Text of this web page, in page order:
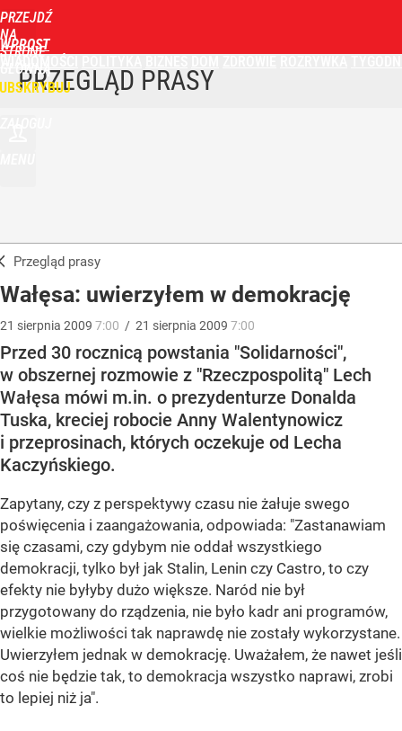
PRZEJDŹ
NA
STRONĘ
GŁÓWNĄ
WPROST
PRZEGLĄD PRASY
Przegląd prasy
Wałęsa: uwierzyłem w demokrację
21 sierpnia 2009 7:00 / 21 sierpnia 2009 7:00
Przed 30 rocznicą powstania "Solidarności",
w obszernej rozmowie z "Rzeczpospolitą" Lech
Wałęsa mówi m.in. o prezydenturze Donalda
Tuska, kreciej robocie Anny Walentynowicz
i przeprosinach, których oczekuje od Lecha
Kaczyńskiego.
Zapytany, czy z perspektywy czasu nie żałuje swego
poświęcenia i zaangażowania, odpowiada: "Zastanawiam
się czasami, czy gdybym nie oddał wszystkiego
demokracji, tylko był jak Stalin, Lenin czy Castro, to czy
efekty nie byłyby dużo większe. Naród nie był
przygotowany do rządzenia, nie było kadr ani programów,
wielkie możliwości tak naprawdę nie zostały wykorzystane.
Uwierzyłem jednak w demokrację. Uważałem, że nawet jeśli
coś nie będzie tak, to demokracja wszystko naprawi, zrobi
to lepiej niż ja".